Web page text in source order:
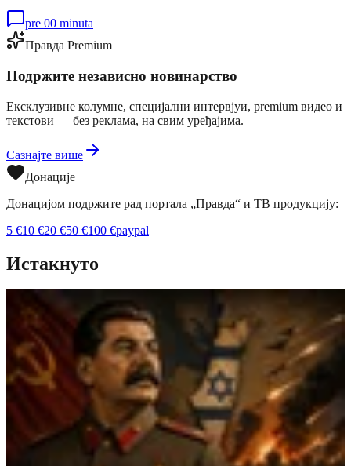
pre 00 minuta
Правда Premium
Подржите независно новинарство
Ексклузивне колумне, специјални интервјуи, premium видео и
текстови — без реклама, на свим уређајима.
Сазнајте више
Донације
Донацијом подржите рад портала „Правда“ и ТВ продукцију:
5 €10 €20 €50 €100 €paypal
Истакнуто